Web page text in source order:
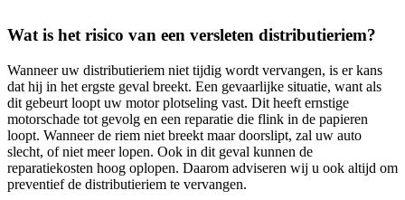
Wat is het risico van een versleten distributieriem?
Wanneer uw distributieriem niet tijdig wordt vervangen, is er kans
dat hij in het ergste geval breekt. Een gevaarlijke situatie, want als
dit gebeurt loopt uw motor plotseling vast. Dit heeft ernstige
motorschade tot gevolg en een reparatie die flink in de papieren
loopt. Wanneer de riem niet breekt maar doorslipt, zal uw auto
slecht, of niet meer lopen. Ook in dit geval kunnen de
reparatiekosten hoog oplopen. Daarom adviseren wij u ook altijd om
preventief de distributieriem te vervangen.